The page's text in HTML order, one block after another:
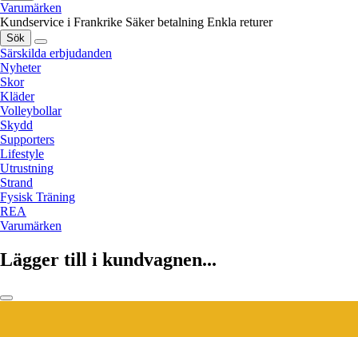
Varumärken
Kundservice i Frankrike Säker betalning Enkla returer
Sök
Särskilda erbjudanden
Nyheter
Skor
Kläder
Volleybollar
Skydd
Supporters
Lifestyle
Utrustning
Strand
Fysisk Träning
REA
Varumärken
Lägger till i kundvagnen...